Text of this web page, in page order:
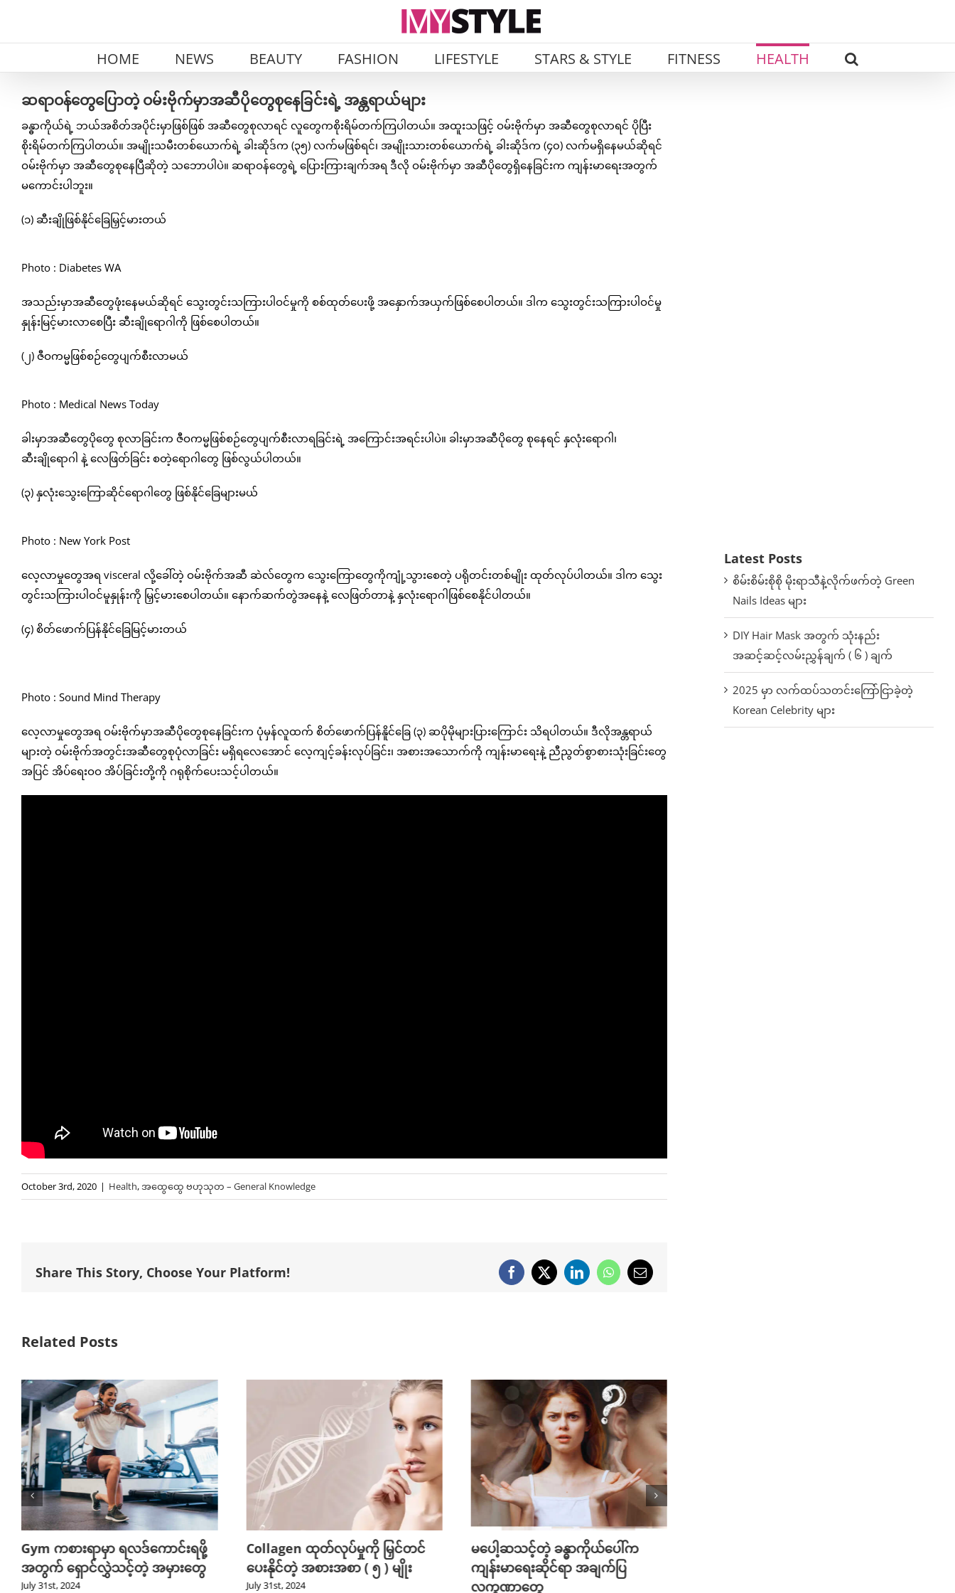
HOME NEWS BEAUTY FASHION LIFESTYLE STARS & STYLE FITNESS HEALTH
ဆရာဝန်တွေပြောတဲ့ ဝမ်းဗိုက်မှာအဆီပိုတွေစုနေခြင်းရဲ့ အန္တရာယ်များ
ခန္ဓာကိုယ်ရဲ့ ဘယ်အစိတ်အပိုင်းမှာဖြစ်ဖြစ် အဆီတွေစုလာရင် လူတွေကစိုးရိမ်တက်ကြပါတယ်။ အထူးသဖြင့် ဝမ်းဗိုက်မှာ အဆီတွေစုလာရင် ပိုပြီး
စိုးရိမ်တက်ကြပါတယ်။ အမျိုးသမီးတစ်ယောက်ရဲ့ ခါးဆိုဒ်က (၃၅) လက်မဖြစ်ရင်၊ အမျိုးသားတစ်ယောက်ရဲ့ ခါးဆိုဒ်က (၄၀) လက်မရှိနေမယ်ဆိုရင်
ဝမ်းဗိုက်မှာ အဆီတွေစုနေပြီဆိုတဲ့ သဘောပါပဲ။ ဆရာဝန်တွေရဲ့ ပြေားကြားချက်အရ ဒီလို ဝမ်းဗိုက်မှာ အဆီပိုတွေရှိနေခြင်းက ကျန်းမာရေးအတွက်
မကောင်းပါဘူး။
(၁) ဆီးချိုဖြစ်နိုင်ခြေမြှင့်မားတယ်
Photo : Diabetes WA
အသည်းမှာအဆီတွေဖုံးနေမယ်ဆိုရင် သွေးတွင်းသကြားပါဝင်မှုကို စစ်ထုတ်ပေးဖို့ အနှောက်အယှက်ဖြစ်စေပါတယ်။ ဒါက သွေးတွင်းသကြားပါဝင်မှု
နှုန်းမြင့်မားလာစေပြီး ဆီးချိုရောဂါကို ဖြစ်စေပါတယ်။
(၂) ဇီဝကမ္မဖြစ်စဉ်တွေပျက်စီးလာမယ်
Photo : Medical News Today
ခါးမှာအဆီတွေပိုတွေ စုလာခြင်းက ဇီဝကမ္မဖြစ်စဉ်တွေပျက်စီးလာရခြင်းရဲ့ အကြောင်းအရင်းပါပဲ။ ခါးမှာအဆီပိုတွေ စုနေရင် နှလုံးရောဂါ၊
ဆီးချိုရောဂါ နဲ့ လေဖြတ်ခြင်း စတဲ့ရောဂါတွေ ဖြစ်လွယ်ပါတယ်။
(၃) နှလုံးသွေးကြောဆိုင်ရောဂါတွေ ဖြစ်နိုင်ခြေများမယ်
Photo : New York Post
လေ့လာမှုတွေအရ visceral လို့ခေါ်တဲ့ ဝမ်းဗိုက်အဆီ ဆဲလ်တွေက သွေးကြောတွေကိုကျုံ့သွားစေတဲ့ ပရိုတင်းတစ်မျိုး ထုတ်လုပ်ပါတယ်။ ဒါက သွေး
တွင်းသကြားပါဝင်မူနှုန်းကို မြှင့်မားစေပါတယ်။ နောက်ဆက်တွဲအနေနဲ့ လေဖြတ်တာနဲ့ နှလုံးရောဂါဖြစ်စေနိုင်ပါတယ်။
(၄) စိတ်ဖောက်ပြန်နိုင်ခြေမြင့်မားတယ်
Photo : Sound Mind Therapy
လေ့လာမှုတွေအရ ဝမ်းဗိုက်မှာအဆီပိုတွေစုနေခြင်းက ပုံမှန်လူထက် စိတ်ဖောက်ပြန်နိူင်ခြေ (၃) ဆပိုမိုများပြားကြောင်း သိရပါတယ်။ ဒီလိုအန္တရာယ်
များတဲ့ ဝမ်းဗိုက်အတွင်းအဆီတွေစုပုံလာခြင်း မရှိရလေအောင် လေ့ကျင့်ခန်းလုပ်ခြင်း၊ အစားအသောက်ကို ကျန်းမာရေးနဲ့ ညီညွတ်စွာစားသုံးခြင်းတွေ
အပြင် အိပ်ရေးဝဝ အိပ်ခြင်းတို့ကို ဂရုစိုက်ပေးသင့်ပါတယ်။
October 3rd, 2020 | Health,အထွေထွေ ဗဟုသုတ – General Knowledge
Share This Story, Choose Your Platform! Facebook
X LinkedInWhatsApp
Email
Related Posts
Gym ကစားရာမှာ ရလဒ်ကောင်းရဖို့
အတွက် ရှောင်လွှဲသင့်တဲ့ အမှားတွေ
July 31st, 2024
Collagen ထုတ်လုပ်မှုကို မြှင်တင်
ပေးနိုင်တဲ့ အစားအစာ ( ၅ ) မျိုး
July 31st, 2024
မပေါ့ဆသင့်တဲ့ ခန္ဓာကိုယ်ပေါ်က
ကျန်းမာရေးဆိုင်ရာ အချက်ပြ
လက္ခဏာတွေ
Latest Posts
စိမ်းစိမ်းစိုစို မိုးရာသီနဲ့လိုက်ဖက်တဲ့ Green
Nails Ideas များ
DIY Hair Mask အတွက် သုံးနည်း
အဆင့်ဆင့်လမ်းညွှန်ချက် ( ၆ ) ချက်
2025 မှာ လက်ထပ်သတင်းကြော်ငြာခဲ့တဲ့
Korean Celebrity များ